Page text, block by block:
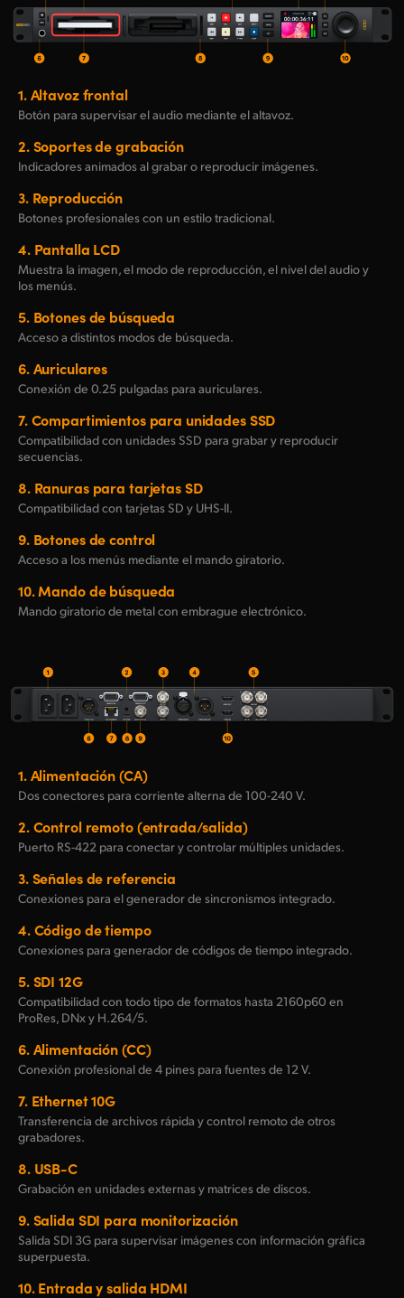
1.Altavoz frontal
Botón para supervisar el audio mediante el altavoz.
2.Soportes de grabación
Indicadores animados al grabar o reproducir imágenes.
3.Reproducción
Botones profesionales con un estilo tradicional.
4.Pantalla LCD
Muestra la imagen, el modo de reproducción, el nivel del audio y
los menús.
5.Botones de búsqueda
Acceso a distintos modos de búsqueda.
6.Auriculares
Conexión de 0.25 pulgadas para auriculares.
7.Compartimientos para unidades SSD
Compatibilidad con unidades SSD para grabar y reproducir
secuencias.
8.Ranuras para tarjetas SD
Compatibilidad con tarjetas SD y UHS-II.
9.Botones de control
Acceso a los menús mediante el mando giratorio.
10.Mando de búsqueda
Mando giratorio de metal con embrague electrónico.
1.Alimentación (CA)
Dos conectores para corriente alterna de 100-240 V.
2.Control remoto (entrada/salida)
Puerto RS-422 para conectar y controlar múltiples unidades.
3.Señales de referencia
Conexiones para el generador de sincronismos integrado.
4.Código de tiempo
Conexiones para generador de códigos de tiempo integrado.
5.SDI 12G
Compatibilidad con todo tipo de formatos hasta 2160p60 en
ProRes, DNx y H.264/5.
6.Alimentación (CC)
Conexión profesional de 4 pines para fuentes de 12 V.
7.Ethernet 10G
Transferencia de archivos rápida y control remoto de otros
grabadores.
8.USB-C
Grabación en unidades externas y matrices de discos.
9.Salida SDI para monitorización
Salida SDI 3G para supervisar imágenes con información gráfica
superpuesta.
10.Entrada y salida HDMI